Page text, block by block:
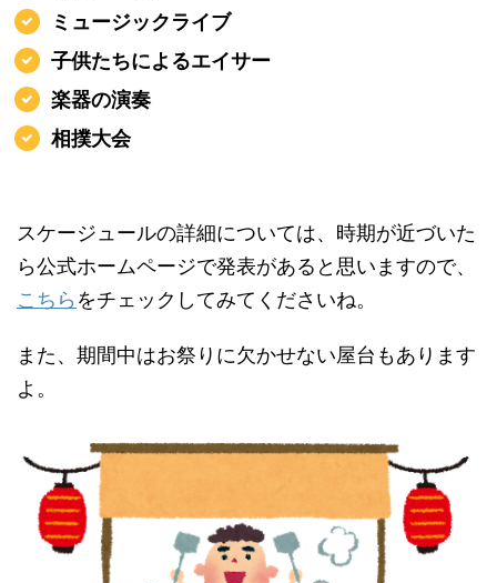
ミュージックライブ
子供たちによるエイサー
楽器の演奏
相撲大会
スケージュールの詳細については、時期が近づいた
ら公式ホームページで発表があると思いますので、
こちら をチェックしてみてくださいね。
また、期間中はお祭りに欠かせない屋台もあります
よ。